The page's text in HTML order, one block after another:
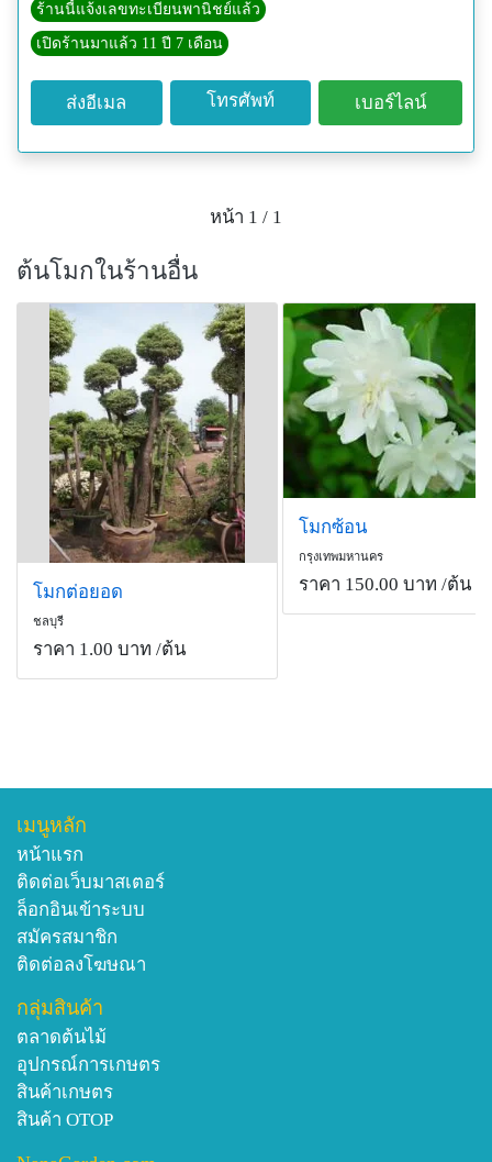
ร้านนี้แจ้งเลขทะเบียนพานิชย์แล้ว
เปิดร้านมาแล้ว 11 ปี 7 เดือน
ส่งอีเมล โทรศัพท์ เบอร์ไลน์
หน้า 1 / 1
ต้นโมกในร้านอื่น
โมกต่อยอด
ชลบุรี
ราคา 1.00 บาท /ต้น
โมกซ้อน
กรุงเทพมหานคร
ราคา 150.00 บาท /ต้น
เมนูหลัก
หน้าแรก
ติดต่อเว็บมาสเตอร์
ล็อกอินเข้าระบบ
สมัครสมาชิก
ติดต่อลงโฆษณา
กลุ่มสินค้า
ตลาดต้นไม้
อุปกรณ์การเกษตร
สินค้าเกษตร
สินค้า OTOP